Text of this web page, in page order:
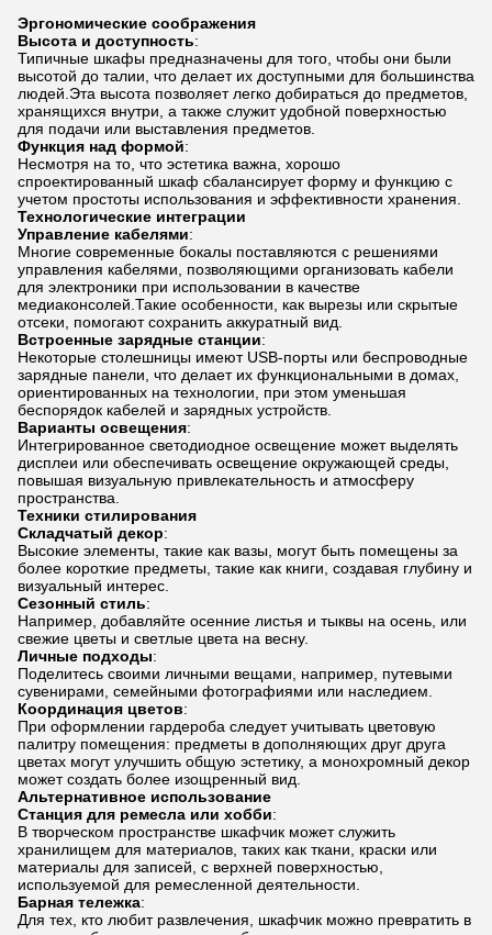
Эргономические соображения
Высота и доступность:
Типичные шкафы предназначены для того, чтобы они были
высотой до талии, что делает их доступными для большинства
людей.Эта высота позволяет легко добираться до предметов,
хранящихся внутри, а также служит удобной поверхностью
для подачи или выставления предметов.
Функция над формой:
Несмотря на то, что эстетика важна, хорошо
спроектированный шкаф сбалансирует форму и функцию с
учетом простоты использования и эффективности хранения.
Технологические интеграции
Управление кабелями:
Многие современные бокалы поставляются с решениями
управления кабелями, позволяющими организовать кабели
для электроники при использовании в качестве
медиаконсолей.Такие особенности, как вырезы или скрытые
отсеки, помогают сохранить аккуратный вид.
Встроенные зарядные станции:
Некоторые столешницы имеют USB-порты или беспроводные
зарядные панели, что делает их функциональными в домах,
ориентированных на технологии, при этом уменьшая
беспорядок кабелей и зарядных устройств.
Варианты освещения:
Интегрированное светодиодное освещение может выделять
дисплеи или обеспечивать освещение окружающей среды,
повышая визуальную привлекательность и атмосферу
пространства.
Техники стилирования
Складчатый декор:
Высокие элементы, такие как вазы, могут быть помещены за
более короткие предметы, такие как книги, создавая глубину и
визуальный интерес.
Сезонный стиль:
Например, добавляйте осенние листья и тыквы на осень, или
свежие цветы и светлые цвета на весну.
Личные подходы:
Поделитесь своими личными вещами, например, путевыми
сувенирами, семейными фотографиями или наследием.
Координация цветов:
При оформлении гардероба следует учитывать цветовую
палитру помещения: предметы в дополняющих друг друга
цветах могут улучшить общую эстетику, а монохромный декор
может создать более изощренный вид.
Альтернативное использование
Станция для ремесла или хобби:
В творческом пространстве шкафчик может служить
хранилищем для материалов, таких как ткани, краски или
материалы для записей, с верхней поверхностью,
используемой для ремесленной деятельности.
Барная тележка:
Для тех, кто любит развлечения, шкафчик можно превратить в